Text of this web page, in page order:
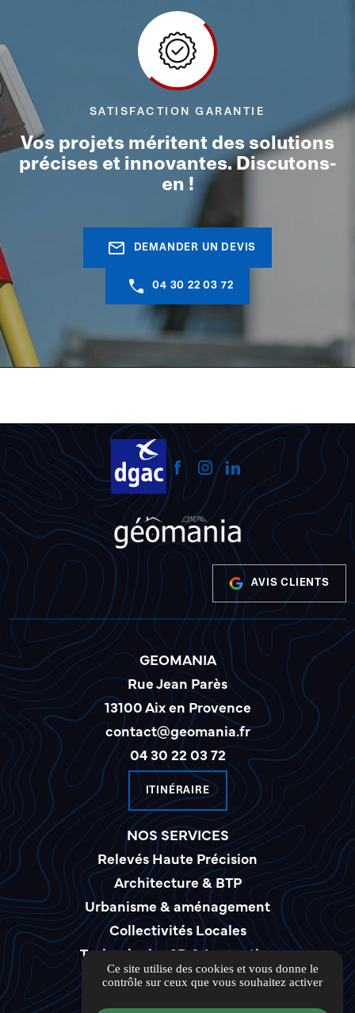
SATISFACTION GARANTIE
Vos projets méritent des solutions
précises et innovantes. Discutons-
en !
mail_outline DEMANDER UN DEVIS
04 30 22 03 72
AVIS CLIENTS
GEOMANIA
Rue Jean Parès
13100 Aix en Provence
contact@geomania.fr
04 30 22 03 72
ITINÉRAIRE
NOS SERVICES
Relevés Haute Précision
Architecture & BTP
Urbanisme & aménagement
Collectivités Locales
Technologies 3D & Innovation
LIENS UTILES
Guide local
Ce site utilise des cookies et vous donne le
contrôle sur ceux que vous souhaitez activer